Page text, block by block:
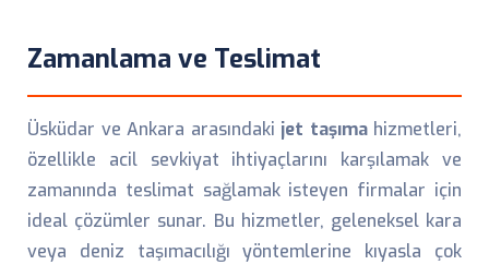
Zamanlama ve Teslimat
Üsküdar ve Ankara arasındaki jet taşımahizmetleri,
özellikle acil sevkiyat ihtiyaçlarını karşılamak ve
zamanında teslimat sağlamak isteyen firmalar için
ideal çözümler sunar. Bu hizmetler, geleneksel kara
veya deniz taşımacılığı yöntemlerine kıyasla çok